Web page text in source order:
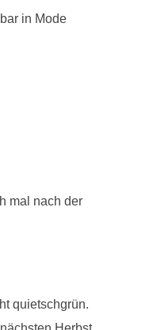
in Mode
mal nach der
quietschgrün.